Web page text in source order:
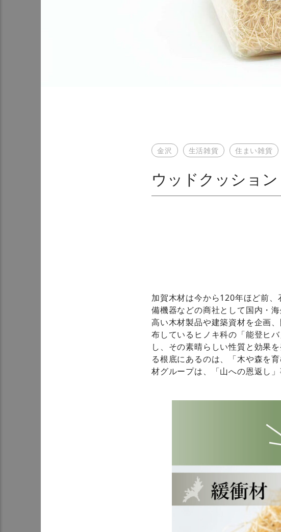
金沢 生活雑貨 住まい雑貨
ウッドクッション
加賀木材は今から120年ほど前
備機器などの商社として国内・
高い木材製品や建築資材を企画
布しているヒノキ科の「能登ヒ
し、その素晴らしい性質と効果
る根底にあるのは、「木や森を
材グループは、「山への恩返し